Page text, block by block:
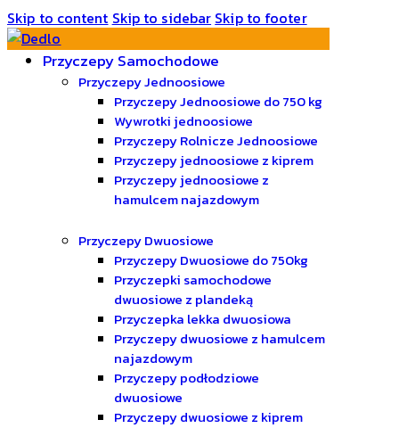
Skip to content Skip to sidebar Skip to footer
Przyczepy Samochodowe
Przyczepy Jednoosiowe
Przyczepy Jednoosiowe do 750 kg
Wywrotki jednoosiowe
Przyczepy Rolnicze Jednoosiowe
Przyczepy jednoosiowe z kiprem
Przyczepy jednoosiowe z
hamulcem najazdowym
Przyczepy Dwuosiowe
Przyczepy Dwuosiowe do 750kg
Przyczepki samochodowe
dwuosiowe z plandeką
Przyczepka lekka dwuosiowa
Przyczepy dwuosiowe z hamulcem
najazdowym
Przyczepy podłodziowe
dwuosiowe
Przyczepy dwuosiowe z kiprem